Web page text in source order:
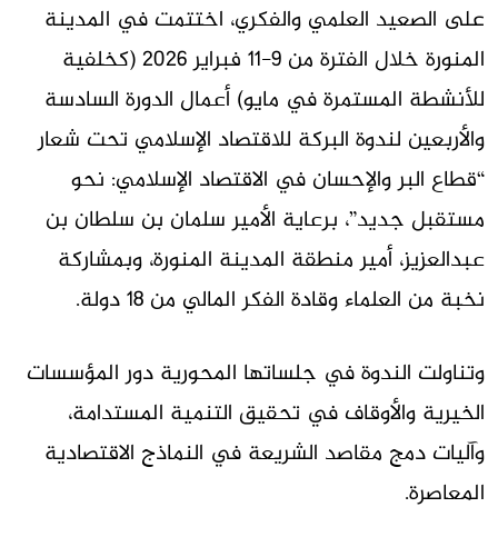
على الصعيد العلمي والفكري، اختتمت في المدينة
المنورة خلال الفترة من 9-11 فبراير 2026 (كخلفية
للأنشطة المستمرة في مايو) أعمال الدورة السادسة
والأربعين لندوة البركة للاقتصاد الإسلامي تحت شعار
“قطاع البر والإحسان في الاقتصاد الإسلامي: نحو
مستقبل جديد”، برعاية الأمير سلمان بن سلطان بن
عبدالعزيز، أمير منطقة المدينة المنورة، وبمشاركة
نخبة من العلماء وقادة الفكر المالي من 18 دولة.
وتناولت الندوة في جلساتها المحورية دور المؤسسات
الخيرية والأوقاف في تحقيق التنمية المستدامة،
وآليات دمج مقاصد الشريعة في النماذج الاقتصادية
المعاصرة.